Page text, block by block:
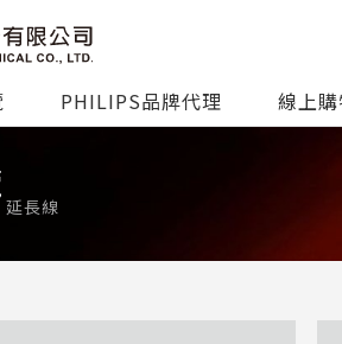
PHILIPS品牌代理 線上
延長線